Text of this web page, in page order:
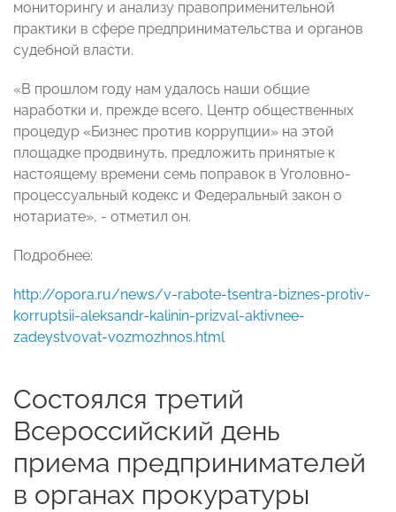
мониторингу и анализу правоприменительной
практики в сфере предпринимательства и органов
судебной власти.
«В прошлом году нам удалось наши общие
наработки и, прежде всего, Центр общественных
процедур «Бизнес против коррупции» на этой
площадке продвинуть, предложить принятые к
настоящему времени семь поправок в Уголовно-
процессуальный кодекс и Федеральный закон о
нотариате», - отметил он.
Подробнее:
http://opora.ru/news/v-rabote-tsentra-biznes-protiv-
korruptsii-aleksandr-kalinin-prizval-aktivnee-
zadeystvovat-vozmozhnos.html
Состоялся третий
Всероссийский день
приема предпринимателей
в органах прокуратуры